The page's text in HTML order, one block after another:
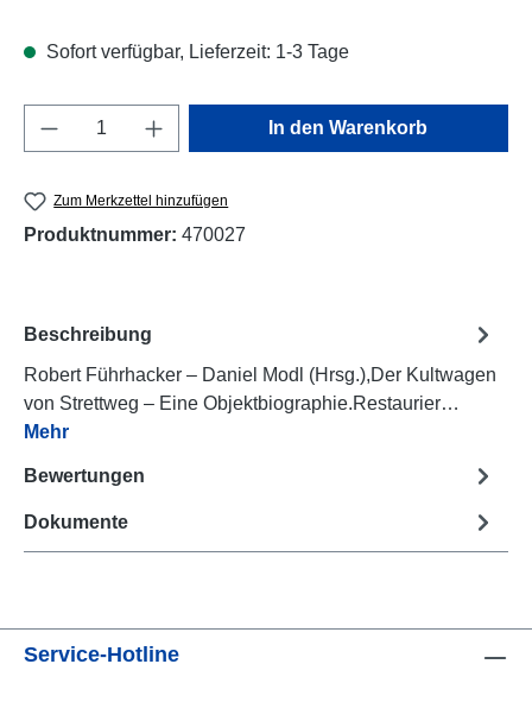
Sofort verfügbar, Lieferzeit: 1-3 Tage
Produkt Anzahl: Gib den gewünschten
In den Warenkorb
Zum Merkzettel hinzufügen
Produktnummer: 470027
Beschreibung
Robert Führhacker – Daniel Modl (Hrsg.),Der Kultwagen
von Strettweg – Eine Objektbiographie.Restaurier…
Mehr
Bewertungen
Dokumente
Service-Hotline